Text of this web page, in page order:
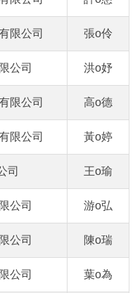
限公司 張o伶
公司 洪o妤
限公司 高o德
限公司 黃o婷
司 王o瑜
公司 游o弘
公司 陳o瑞
公司 葉o為